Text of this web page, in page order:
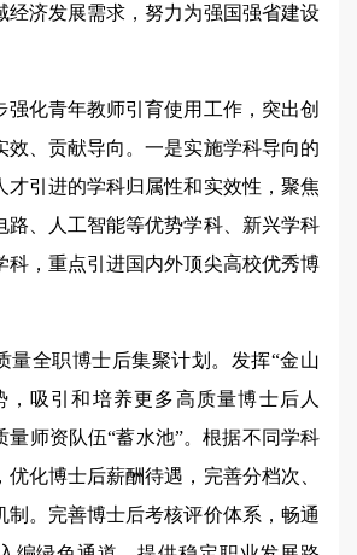
经济发展需求，努力为强国强省建设
强化青年教师引育使用工作，突出创
效、贡献导向。一是实施学科导向的
才引进的学科归属性和实效性，聚焦
路、人工智能等优势学科、新兴学科
科，重点引进国内外顶尖高校优秀博
量全职博士后集聚计划。发挥“金山
，吸引和培养更多高质量博士后人
量师资队伍“蓄水池”。根据不同学科
化博士后薪酬待遇，完善分档次、
制。完善博士后考核评价体系，畅通